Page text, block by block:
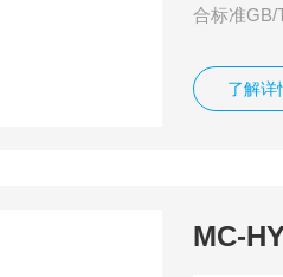
合标准GB/
了解详
MC-